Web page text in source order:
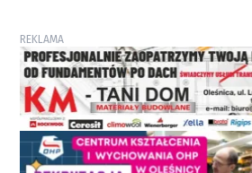
REKLAMA